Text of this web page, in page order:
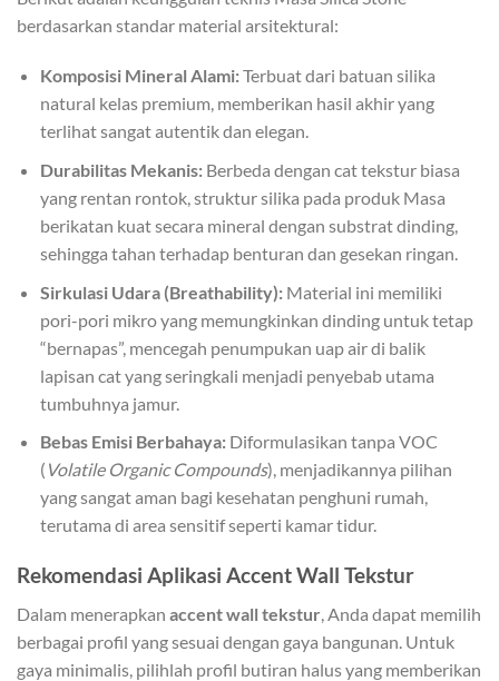
berdasarkan standar material arsitektural:
Komposisi Mineral Alami:Terbuat dari batuan silika
natural kelas premium, memberikan hasil akhir yang
terlihat sangat autentik dan elegan.
Durabilitas Mekanis:Berbeda dengan cat tekstur biasa
yang rentan rontok, struktur silika pada produk Masa
berikatan kuat secara mineral dengan substrat dinding,
sehingga tahan terhadap benturan dan gesekan ringan.
Sirkulasi Udara (Breathability):Material ini memiliki
pori-pori mikro yang memungkinkan dinding untuk tetap
“bernapas”, mencegah penumpukan uap air di balik
lapisan cat yang seringkali menjadi penyebab utama
tumbuhnya jamur.
Bebas Emisi Berbahaya:Diformulasikan tanpa VOC
( Volatile Organic Compounds), menjadikannya pilihan
yang sangat aman bagi kesehatan penghuni rumah,
terutama di area sensitif seperti kamar tidur.
Rekomendasi Aplikasi Accent Wall Tekstur
Dalam menerapkan accent wall tekstur , Anda dapat memilih
berbagai profil yang sesuai dengan gaya bangunan. Untuk
gaya minimalis, pilihlah profil butiran halus yang memberikan